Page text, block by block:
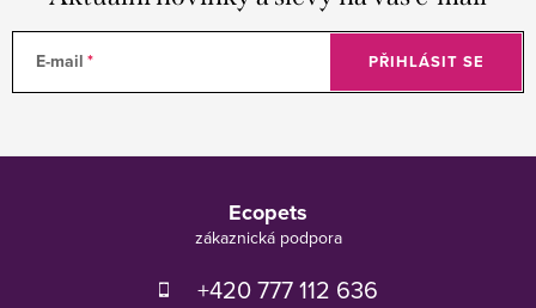
E-mail PŘIHLÁSIT SE
Ecopets
+420 777 112 636